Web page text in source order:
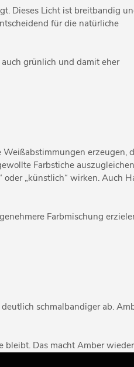
Dieses Licht ist breitbandig
für die natürliche
grünlich und damit eher
Weißabstimmungen erzeugen,
Farbstiche
oder „künstlich“ wirken. Auch
Farbmischung
schmalbandiger ab.
bleibt. Das macht Amber
die auch vom menschlichen